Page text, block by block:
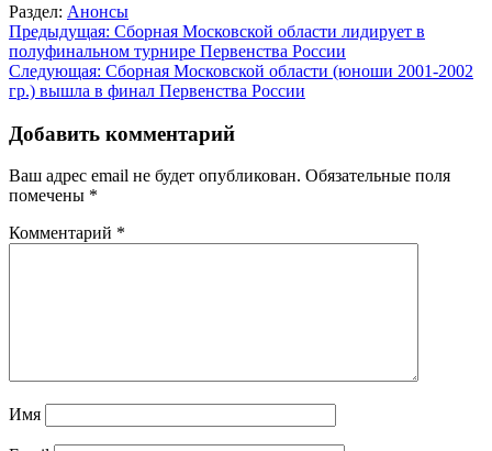
Раздел: Анонсы
Навигация
по
записям
Предыдущая: Сборная Московской области лидирует в
полуфинальном турнире Первенства России
Следующая: Сборная Московской области (юноши 2001-2002
гр.) вышла в финал Первенства России
Добавить комментарий
Ваш адрес email не будет опубликован. Обязательные поля
помечены *
Комментарий *
Имя